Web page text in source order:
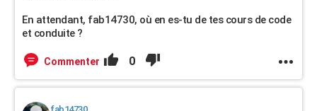
En attendant, fab14730, où en es-tu de tes cours de code
et conduite ?
Commenter 0